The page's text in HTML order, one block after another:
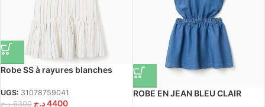
Robe SS à rayures blanches
UGS: 31078759041
6300 د.ج 4400د.ج
ROBE EN JEAN BLEU CLAIR